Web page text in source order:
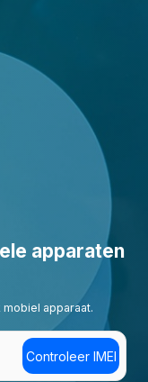
apparaten
apparaat.
Controleer IMEI